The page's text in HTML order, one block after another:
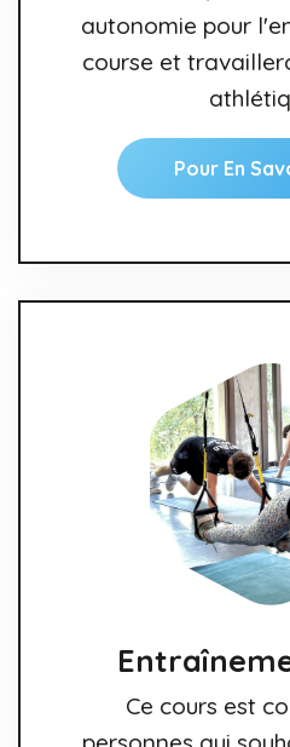
autonomie pour
course et
Pour En
Ce cours est